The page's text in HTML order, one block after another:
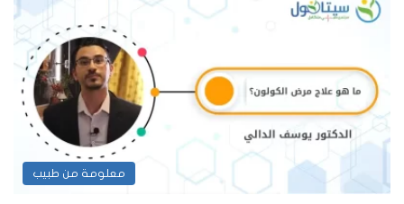
معلومة من طبيب